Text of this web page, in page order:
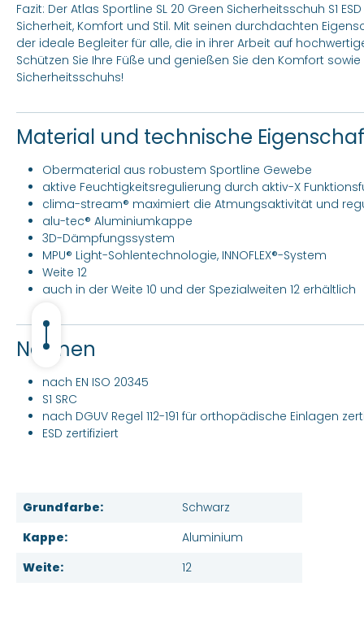
Fazit: Der Atlas Sportline SL 20 Green Sicherheitsschuh S1
Sicherheit, Komfort und Stil. Mit seinen durchdachten
der ideale Begleiter für alle, die in ihrer Arbeit auf
Schützen Sie Ihre Füße und genießen Sie den Komfort
Sicherheitsschuhs!
Material und technische
Obermaterial aus robustem Sportline Gewebe
aktive Feuchtigkeitsregulierung durch aktiv-X
clima-stream® maximiert die Atmungsaktivität und
alu-tec® Aluminiumkappe
3D-Dämpfungssystem
MPU® Light-Sohlentechnologie, INNOFLEX®-System
Weite 12
auch in der Weite 10 und der Spezialweiten 12 erhältlich
Normen
nach EN ISO 20345
S1 SRC
nach DGUV Regel 112-191 für orthopädische Einlagen
ESD zertifiziert
Grundfarbe:
Schwarz
Kappe:
Aluminium
Weite:
12